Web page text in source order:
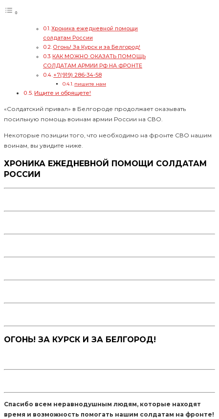
Хроника ежедневной помощи
солдатам России
Огонь! За Курск и за Белгород!
КАК МОЖНО ОКАЗАТЬ ПОМОЩЬ
СОЛДАТАМ АРМИИ РФ НА ФРОНТЕ
+7(919) 286-34-58
пишите нам
Ищите и обрящете!
«Солдатский привал» в Белгороде продолжает оказывать
посильную помощь воинам армии России на СВО.
Некоторые позиции того, что необходимо на фронте СВО нашим
воинам, вы увидите ниже.
ХРОНИКА ЕЖЕДНЕВНОЙ ПОМОЩИ СОЛДАТАМ
РОССИИ
ОГОНЬ! ЗА КУРСК И ЗА БЕЛГОРОД!
Спасибо всем неравнодушным людям, которые находят
время и возможность помогать нашим солдатам на фронте!